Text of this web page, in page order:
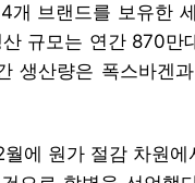
개 브랜드를 보유한
규모는 연간 870
생산량은 폭스바겐
에 원가 절감 차원